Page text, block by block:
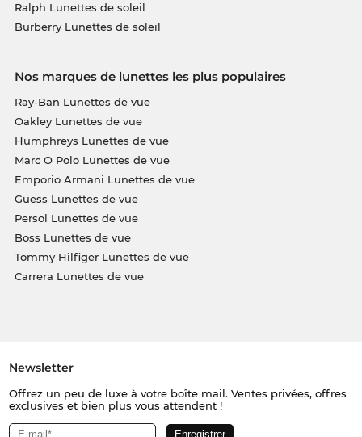
Ralph Lunettes de soleil
Burberry Lunettes de soleil
Nos marques de lunettes les plus populaires
Ray-Ban Lunettes de vue
Oakley Lunettes de vue
Humphreys Lunettes de vue
Marc O Polo Lunettes de vue
Emporio Armani Lunettes de vue
Guess Lunettes de vue
Persol Lunettes de vue
Boss Lunettes de vue
Tommy Hilfiger Lunettes de vue
Carrera Lunettes de vue
Newsletter
Offrez un peu de luxe à votre boîte mail. Ventes privées, offres
exclusives et bien plus vous attendent !